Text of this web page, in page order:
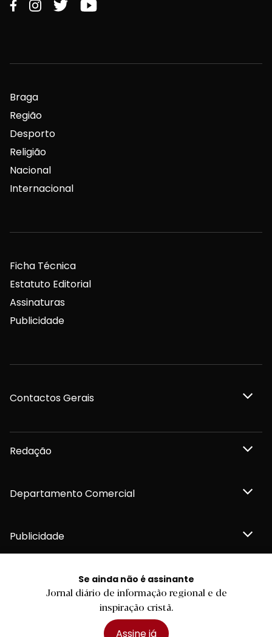
Se ainda não é assinante
Jornal diário de informação regional e de
inspiração cristã.
Assine já
Braga
Região
Desporto
Religião
Nacional
Internacional
Ficha Técnica
Estatuto Editorial
Assinaturas
Publicidade
Contactos Gerais
Redação
Departamento Comercial
Publicidade
Privacidade e Cookies
Declaração de compromisso FSC®
Política de Confidencialidade